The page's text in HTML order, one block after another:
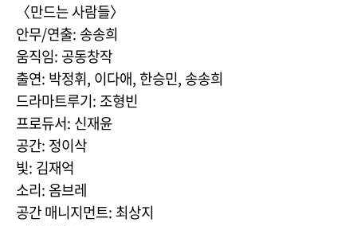
〈만드는 사람들〉
안무/연출: 송송희
움직임: 공동창작
출연: 박정휘, 이다애, 한승민, 송송희
드라마트루기: 조형빈
프로듀서: 신재윤
공간: 정이삭
빛: 김재억
소리: 옴브레
공간 매니지먼트: 최상지